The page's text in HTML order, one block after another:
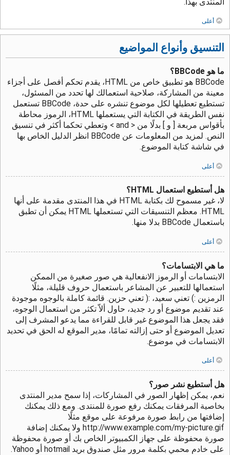
المنتدى بهذا.
أعلى
التنسيق وأنواع المواضيع
ما هو BBCode؟
BBCode هو تطبيق خاص من HTML، يقدم تحكم أفصل على أجزاء
معينة من المشاركة، صلاحية استعمالك لها تحدد من المسئول،
تستطيع تعطيلها لكل موضوع تنشره على حدة، BBCode تستعمل
نفس الطريقة في الكتابة التي يستعملها HTML، الرموز محاطة
بأقواس مربعة [ و ] بدلًا من < and > وتعطي تحكما أكثر في تنسيق
النص. لمزيد من المعلومات عن BBCode انظر الدليل الخاص بها
في شاشة كتابة الموضوع.
أعلى
هل أستطيع استعمال HTML؟
لا، غير مسموح لك بكتابة HTML في هذا المنتدى مقدمة على أنها
HTML. معظم التنسيقات التي تستعملها HTML يمكن أن تطبق
باستعمال BBCode بدلا منها.
أعلى
ما هي الابتسامات؟
الابتسامات أو الرموز الانفعالية هي صور صغيرة من الممكن
استعمالها للتعبير عن المشاعر باستعمال حروف قليلة، مثلًا
الرمزين :) تعني سعيد، :( تعني حزين. قائمة كاملة بالوجوه موجودة
عند تقديم موضوع أو رد جديد، حاول ألاّ تكثر من استعمال الوجوه،
فقد يجعل هذا الموضوع غير قابل للقراءة مما يدعو المشرف إلى
تعديل الموضوع أو حتى إزالته تمامًا، مدير الموقع له الحق في تحديد
الابتسامات في موضوع.
أعلى
هل أستطيع نشر صور؟
نعم، يمكن إظهار الصور في المشاركات، إذا سمح مدير المنتدى
بخاصية المرفقات يمكنك رفع صورة للمنتدى. ومع ذلك يمكنك
إضافتها من رابط صورة مرفوعة على موقع مثلًا
http://www.example.com/my-picture.gif ولا يمكنك إضافة
صورة محفوظة على جهاز الكمبيوتر الخاص بك أو صورة محفوظة
على خادم محمي بكلمة مرور مثل صندوق بريد hotmail أو Yahoo.